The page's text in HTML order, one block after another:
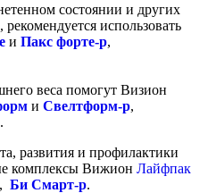
состоянии и других
использовать
и Пакс форте-р,
веса помогут Визион
и Свелтформ-р,
.
развития и профилактики
комплексы Вижион Лайфпак
, Би Смарт-р.